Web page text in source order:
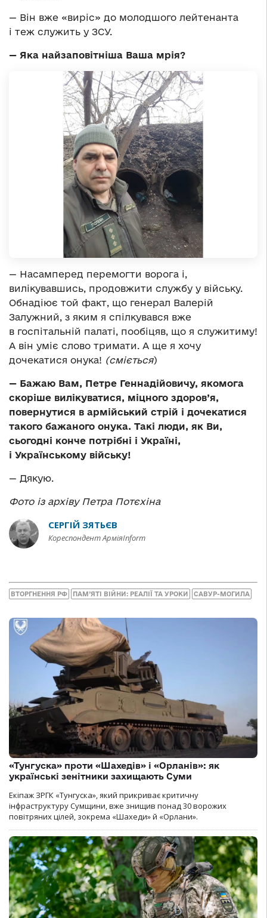
— Він вже «виріс» до молодшого лейтенанта
і теж служить у ЗСУ.
— Яка найзаповітніша Ваша мрія?
— Насамперед перемогти ворога і,
вилікувавшись, продовжити службу у війську.
Обнадіює той факт, що генерал Валерій
Залужний, з яким я спілкувався вже
в госпітальній палаті, пообіцяв, що я служитиму!
А він уміє слово тримати. А ще я хочу
дочекатися онука! (сміється)
— Бажаю Вам, Петре Геннадійовичу, якомога
скоріше вилікуватися, міцного здоров’я,
повернутися в армійський стрій і дочекатися
такого бажаного онука. Такі люди, як Ви,
сьогодні конче потрібні і Україні,
і Українському війську!
— Дякую.
Фото із архіву Петра Потєхіна
СЕРГІЙ ЗЯТЬЄВ
Кореспондент АрміяInform
ВТОРГНЕННЯ РФ ПАМ’ЯТІ ВІЙНИ: РЕАЛІЇ ТА УРОКИ САВУР-МОГИЛА
«Тунгуска» проти «Шахедів» і «Орланів»: як
українські зенітники захищають Суми
Екіпаж ЗРГК «Тунгуска», який прикриває критичну
інфраструктуру Сумщини, вже знищив понад 30 ворожих
повітряних цілей, зокрема «Шахеди» й «Орлани».